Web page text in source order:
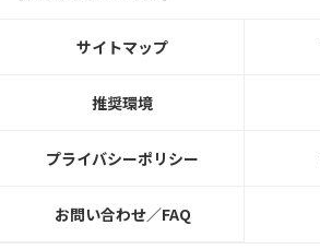
サイトマップ
推奨環境
プライバシーポリシー
お問い合わせ／FAQ